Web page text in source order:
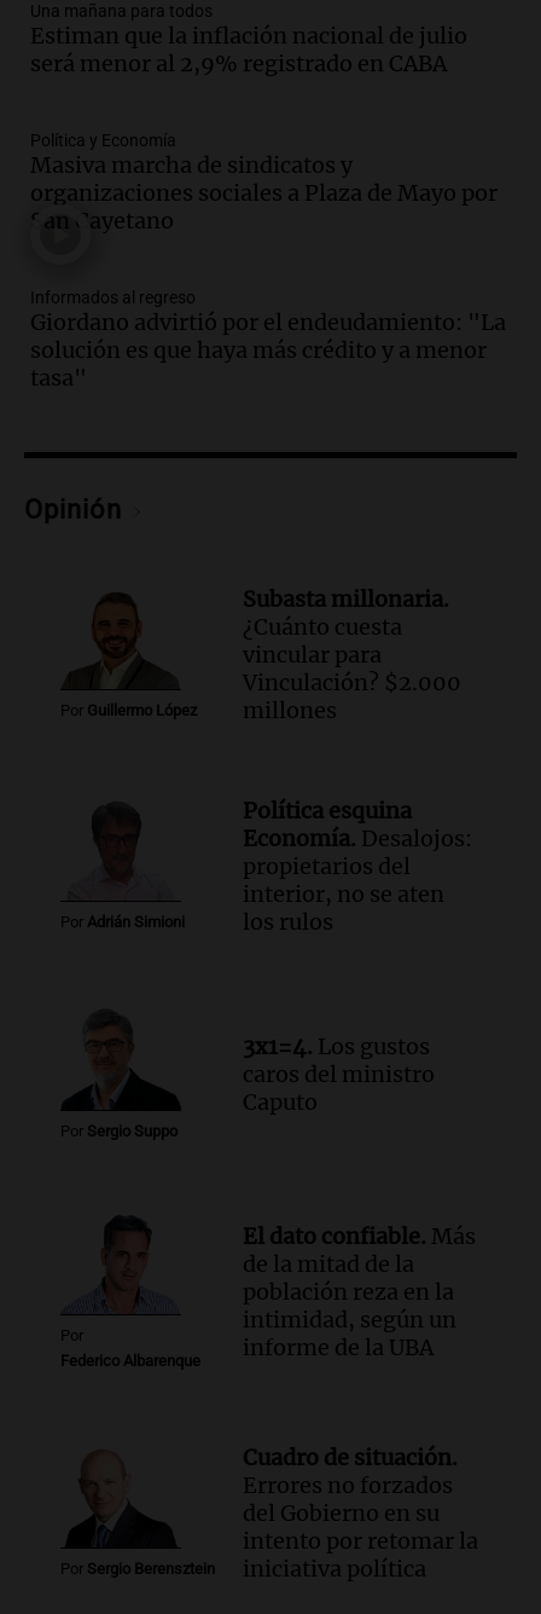
Audio.Casabindo se prepara para una
celebración única: 30.000 turistas y el
tradicional Toreo de la Vincha
Audio.Borges, abogada de Pourrain:
"Tres hombres se lo llevaron para
hacerle preguntas y nunca regresó"
Audio. Voluntarios limpiaron 9.000
metros del río Suquía y retiraron hasta
800 kilos de basura por jornada
Una mañana para todos
Audio.La historia de la servilleta que
contrato de Leo con Barcelona
Audio.
Joan Gaspart: "Sin Jorge, no sé si
Messi hubiera llegado adonde llegó"
Una mañana para todos
Episodios
Una mañana para todos
Episodios
El abuelo de Agostina Vega, tras
las nuevas detenciones: "En esa casa
Audio.
Una nutricionista derribó el mito
del desayuno ideal: qué alimentos
conviene priorizar
Una mañana para todos
Episodios
Una mañana para todos
Estiman que la inflación nacional de julio
será menor al 2,9% registrado en CABA
Política y Economía
Masiva marcha de sindicatos y
organizaciones sociales a Plaza de Mayo por
San Cayetano
Informados al regreso
Giordano advirtió por el endeudamiento: "La
solución es que haya más crédito y a menor
tasa"
Opinión
Por Guillermo López
Subasta millonaria.
¿Cuánto cuesta
vincular para
Vinculación? $2.000
millones
Por Adrián Simioni
Política esquina
Economía. Desalojos:
propietarios del
interior, no se aten
los rulos
Por Sergio Suppo
3x1=4. Los gustos
caros del ministro
Caputo
Por
Federico Albarenque
El dato confiable. Más
de la mitad de la
población reza en la
intimidad, según un
informe de la UBA
Por Sergio Berensztein
Cuadro de situación.
Errores no forzados
del Gobierno en su
intento por retomar la
iniciativa política